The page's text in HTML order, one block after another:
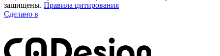
защищены. Правила цитирования
Сделано в